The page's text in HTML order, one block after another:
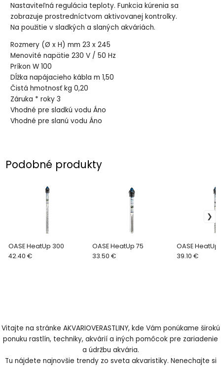
Nastaviteľná regulácia teploty. Funkcia kúrenia sa
zobrazuje prostredníctvom aktivovanej kontrolky.
Na použitie v sladkých a slaných akváriách.
Rozmery (Ø x H) mm 23 x 245
Menovité napätie 230 V / 50 Hz
Príkon W 100
Dĺžka napájacieho kábla m 1,50
Čistá hmotnosť kg 0,20
Záruka * roky 3
Vhodné pre sladkú vodu Áno
Vhodné pre slanú vodu Áno
Podobné produkty
OASE HeatUp 300
42.40 €
OASE HeatUp 75
33.50 €
OASE HeatUp
39.10 €
Vitajte na stránke AKVARIOVERASTLINY, kde Vám ponúkame širokú
ponuku rastlín, techniky, akvárií a iných pomôcok pre zariadenie
a údržbu akvária.
Tu nájdete najnovšie trendy zo sveta akvaristiky. Nenechajte si